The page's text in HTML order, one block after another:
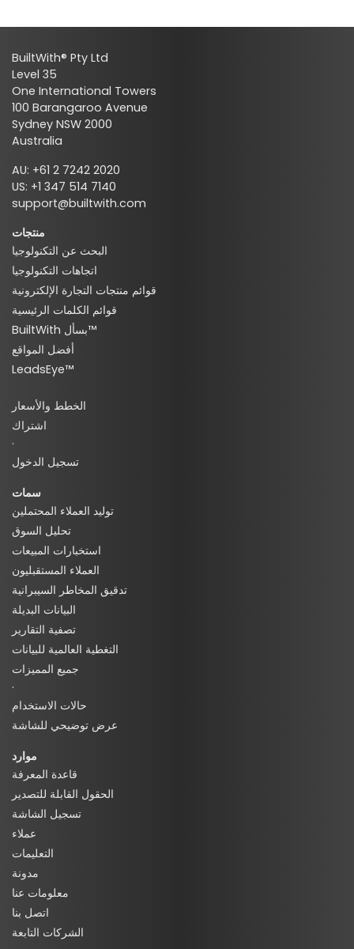
BuiltWith® Pty Ltd
Level 35
One International Towers
100 Barangaroo Avenue
Sydney NSW 2000
Australia
AU: +61 2 7242 2020
US: +1 347 514 7140
support@builtwith.com
منتجات
البحث عن التكنولوجيا
اتجاهات التكنولوجيا
قوائم منتجات التجارة الإلكترونية
قوائم الكلمات الرئيسية
BuiltWith بسأل™
أفضل المواقع
LeadsEye™
الخطط والأسعار
اشتراك
·
تسجيل الدخول
سمات
توليد العملاء المحتملين
تحليل السوق
استخبارات المبيعات
العملاء المستقبليون
تدقيق المخاطر السيبرانية
البيانات البديلة
تصفية التقارير
التغطية العالمية للبيانات
جميع المميزات
·
حالات الاستخدام
عرض توضيحي للشاشة
موارد
قاعدة المعرفة
الحقول القابلة للتصدير
تسجيل الشاشة
عملاء
التعليمات
مدونة
معلومات عنا
اتصل بنا
الشركات التابعة